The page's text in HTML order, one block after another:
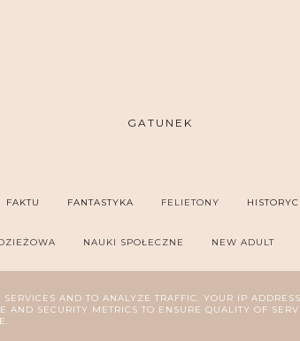
GATUNEK
FAKTU FANTASTYKA FELIETONY
NAUKI SPOŁECZNE NEW ADULT
AND TO ANALYZE TRAFFIC. YOUR IP
SECURITY METRICS TO ENSURE QUALITY OF